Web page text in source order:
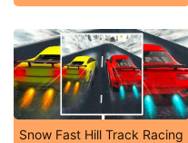
Snow Fast Hill Track Racing